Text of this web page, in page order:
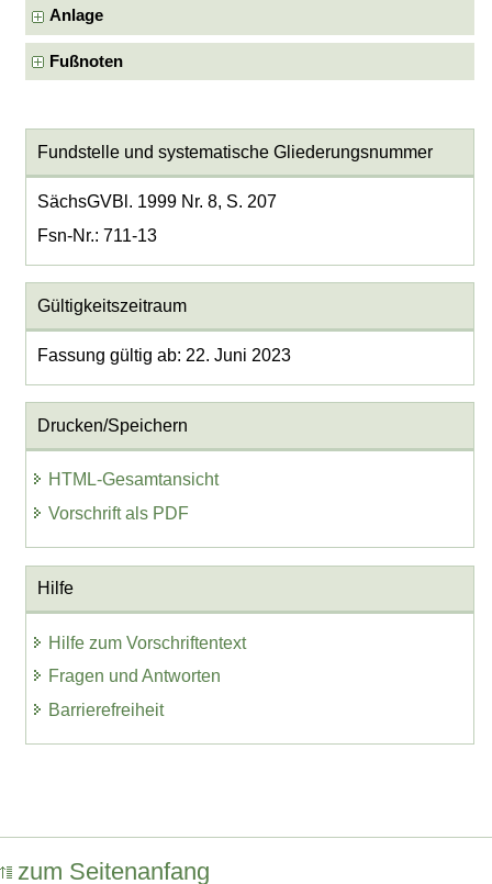
Anlage
Fußnoten
Fundstelle und systematische Gliederungsnummer
SächsGVBl. 1999 Nr. 8, S. 207
Fsn-Nr.: 711-13
Gültigkeitszeitraum
Fassung gültig ab: 22. Juni 2023
Drucken/Speichern
HTML-Gesamtansicht
Vorschrift als PDF
Hilfe
Hilfe zum Vorschriftentext
Fragen und Antworten
Barrierefreiheit
zum Seitenanfang